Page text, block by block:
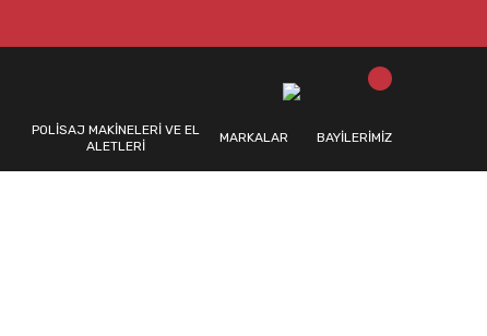
POLİSAJ MAKİNELERİ VE EL
ALETLERİ
MARKALAR BAYİLERİMİZ